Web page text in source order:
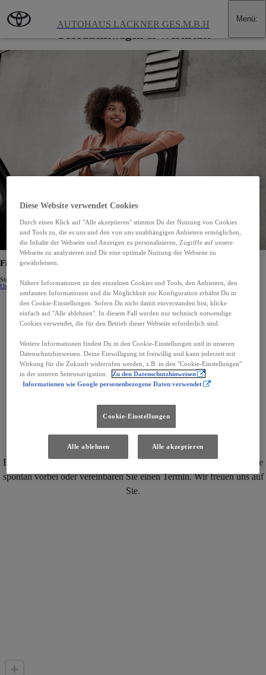
AUTOHAUS LACKNER GES.M.B.H Menü:
Toyota Lackner in Nußdorf-Debant: Neuwagen,
Finden Sie Ihr Wunschfahrzeug
Steigen Sie gleich in Ihren Toyota ein. Finden Sie Ihr Wunschauto in Ihrer Nähe!
Unsere GebrauchtwagenSofort verfügbare Fahrzeuge
Unsere Standorte
Entdecken Sie Toyota Lackner Standorte in Ihrer Nähe. Kommen Sie
spontan vorbei oder vereinbaren Sie einen Termin. Wir freuen uns auf
Sie.
Diese Website verwendet Cookies
Durch einen Klick auf "Alle akzeptieren" stimmst Du der Nutzung von Cookies
und Tools zu, die es uns und den von uns unabhängigen Anbietern ermöglichen,
die Inhalte der Webseite und Anzeigen zu personalisieren, Zugriffe auf unsere
Webseite zu analysieren und Dir eine optimale Nutzung der Webseite zu
gewährleisten.
Nähere Informationen zu den einzelnen Cookies und Tools, den Anbietern, den
umfassten Informationen und die Möglichkeit zur Konfiguration erhältst Du in
den Cookie-Einstellungen. Sofern Du nicht damit einverstanden bist, klicke
einfach auf "Alle ablehnen". In diesem Fall werden nur technisch notwendige
Cookies verwendet, die für den Betrieb dieser Webseite erforderlich sind.
Weitere Informationen findest Du in den Cookie-Einstellungen und in unseren
Datenschutzhinweisen. Deine Einwilligung ist freiwillig und kann jederzeit mit
Wirkung für die Zukunft widerrufen werden, z.B. in den "Cookie-Einstellungen"
in der unteren Seitennavigation.
Zu den Datenschutzhinweisen
Informationen wie Google personenbezogene Daten verwendet
Cookie-Einstellungen
Alle ablehnen Alle akzeptieren